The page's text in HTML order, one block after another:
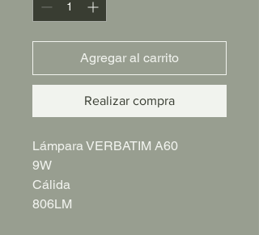
Agregar al carrito
Realizar compra
Lámpara VERBATIM A60
9W
Cálida
806LM